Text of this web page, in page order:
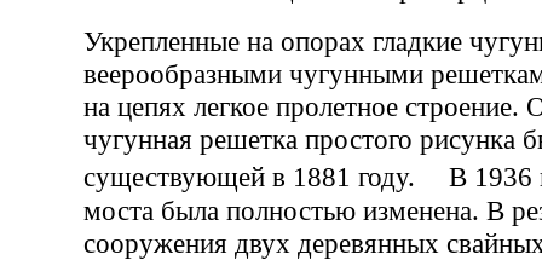
Укрепленные на опорах гладкие
веерообразными чугунными
на цепях легкое пролетное
чугунная решетка простого рисунка
существующей в 1881 году. В 1936
моста была полностью изменена. В
сооружения двух деревянных